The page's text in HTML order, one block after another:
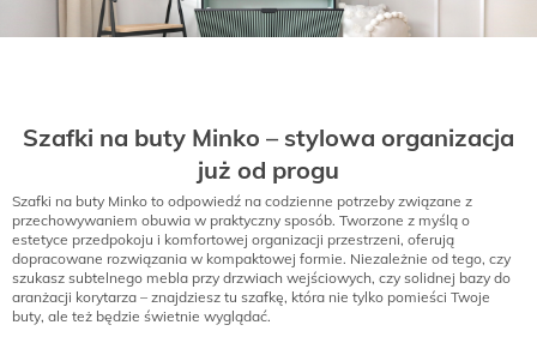
Szafki na buty Minko – stylowa organizacja
już od progu
Szafki na buty Minko to odpowiedź na codzienne potrzeby związane z
przechowywaniem obuwia w praktyczny sposób. Tworzone z myślą o
estetyce przedpokoju i komfortowej organizacji przestrzeni, oferują
dopracowane rozwiązania w kompaktowej formie. Niezależnie od tego, czy
szukasz subtelnego mebla przy drzwiach wejściowych, czy solidnej bazy do
aranżacji korytarza – znajdziesz tu szafkę, która nie tylko pomieści Twoje
buty, ale też będzie świetnie wyglądać.